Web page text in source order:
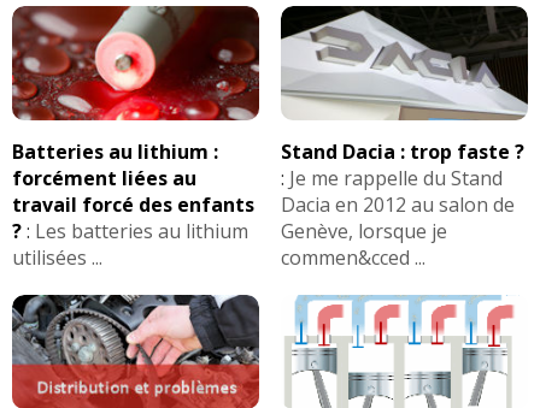
Batteries au lithium :
forcément liées au
travail forcé des enfants
?: Les batteries au lithium
utilisées ...
Stand Dacia : trop faste ?
: Je me rappelle du Stand
Dacia en 2012 au salon de
Genève, lorsque je
commen&cced ...